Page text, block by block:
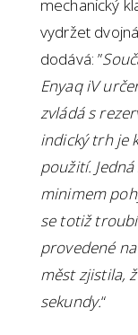
mechanický
vydržet
dodává: ”
Enyaq iV
zvládá s
indický trh je
použití.
minimem
se totiž
provedené
měst zjistila,
sekundy.“